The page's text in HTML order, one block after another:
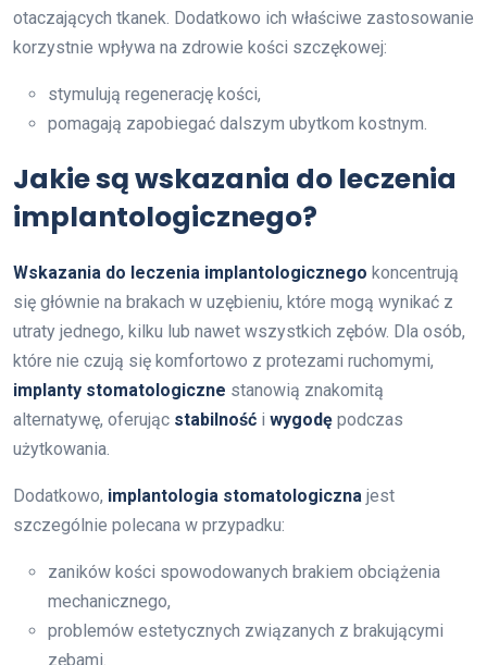
otaczających tkanek. Dodatkowo ich właściwe zastosowanie
korzystnie wpływa na zdrowie kości szczękowej:
stymulują regenerację kości,
pomagają zapobiegać dalszym ubytkom kostnym.
Jakie są wskazania do leczenia
implantologicznego?
Wskazania do leczenia implantologicznego koncentrują
się głównie na brakach w uzębieniu, które mogą wynikać z
utraty jednego, kilku lub nawet wszystkich zębów. Dla osób,
które nie czują się komfortowo z protezami ruchomymi,
implanty stomatologiczne stanowią znakomitą
alternatywę, oferując stabilność i wygodę podczas
użytkowania.
Dodatkowo, implantologia stomatologiczna jest
szczególnie polecana w przypadku:
zaników kości spowodowanych brakiem obciążenia
mechanicznego,
problemów estetycznych związanych z brakującymi
zębami.